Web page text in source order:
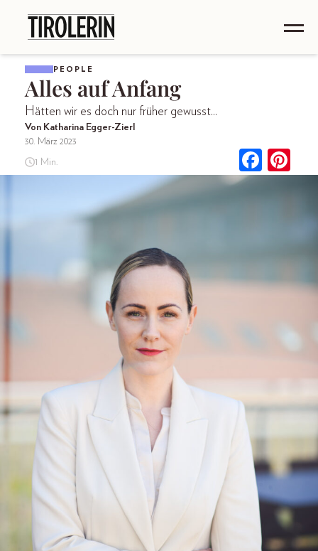
PEOPLE
Alles auf Anfang
Hätten wir es doch nur früher gewusst...
Von Katharina Egger-Zierl
30. März 2023
1 Min.